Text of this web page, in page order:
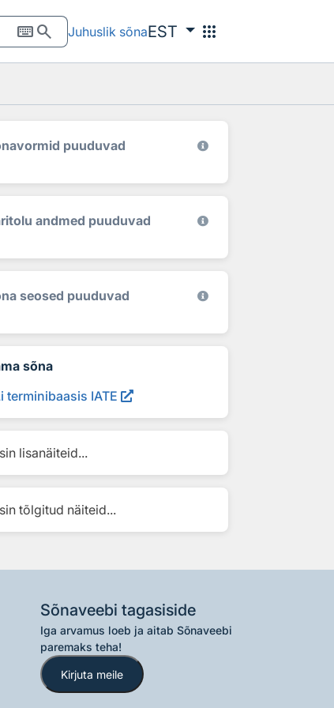
keyboardsearch Juhuslik sõnaEST apps
puuduvad
andmed puuduvad
seosed puuduvad
sõna
terminibaasis IATE
lisanäiteid...
tõlgitud näiteid...
Sõnaveebi tagasiside
Iga arvamus loeb ja aitab Sõnaveebi
paremaks teha!
Kirjuta meile